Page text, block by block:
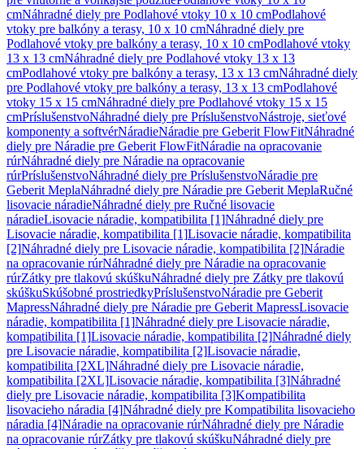
cmNáhradné diely pre Podlahové vtoky 10 x 10 cmPodlahové
vtoky pre balkóny a terasy, 10 x 10 cmNáhradné diely pre
Podlahové vtoky pre balkóny a terasy, 10 x 10 cmPodlahové vtoky
13 x 13 cmNáhradné diely pre Podlahové vtoky 13 x 13
cmPodlahové vtoky pre balkóny a terasy, 13 x 13 cmNáhradné diely
pre Podlahové vtoky pre balkóny a terasy, 13 x 13 cmPodlahové
vtoky 15 x 15 cmNáhradné diely pre Podlahové vtoky 15 x 15
cmPríslušenstvoNáhradné diely pre PríslušenstvoNástroje, sieťové
komponenty a softvérNáradieNáradie pre Geberit FlowFitNáhradné
diely pre Náradie pre Geberit FlowFitNáradie na opracovanie
rúrNáhradné diely pre Náradie na opracovanie
rúrPríslušenstvoNáhradné diely pre PríslušenstvoNáradie pre
Geberit MeplaNáhradné diely pre Náradie pre Geberit MeplaRučné
lisovacie náradieNáhradné diely pre Ručné lisovacie
náradieLisovacie náradie, kompatibilita [1]Náhradné diely pre
Lisovacie náradie, kompatibilita [1]Lisovacie náradie, kompatibilita
[2]Náhradné diely pre Lisovacie náradie, kompatibilita [2]Náradie
na opracovanie rúrNáhradné diely pre Náradie na opracovanie
rúrZátky pre tlakovú skúškuNáhradné diely pre Zátky pre tlakovú
skúškuSkúšobné prostriedkyPríslušenstvoNáradie pre Geberit
MapressNáhradné diely pre Náradie pre Geberit MapressLisovacie
náradie, kompatibilita [1]Náhradné diely pre Lisovacie náradie,
kompatibilita [1]Lisovacie náradie, kompatibilita [2]Náhradné diely
pre Lisovacie náradie, kompatibilita [2]Lisovacie náradie,
kompatibilita [2XL]Náhradné diely pre Lisovacie náradie,
kompatibilita [2XL]Lisovacie náradie, kompatibilita [3]Náhradné
diely pre Lisovacie náradie, kompatibilita [3]Kompatibilita
lisovacieho náradia [4]Náhradné diely pre Kompatibilita lisovacieho
náradia [4]Náradie na opracovanie rúrNáhradné diely pre Náradie
na opracovanie rúrZátky pre tlakovú skúškuNáhradné diely pre